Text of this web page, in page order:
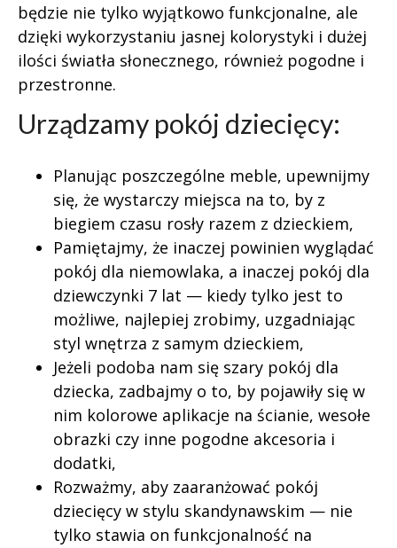
będzie nie tylko wyjątkowo funkcjonalne, ale
dzięki wykorzystaniu jasnej kolorystyki i dużej
ilości światła słonecznego, również pogodne i
przestronne.
Urządzamy pokój dziecięcy:
Planując poszczególne meble, upewnijmy
się, że wystarczy miejsca na to, by z
biegiem czasu rosły razem z dzieckiem,
Pamiętajmy, że inaczej powinien wyglądać
pokój dla niemowlaka, a inaczej pokój dla
dziewczynki 7 lat — kiedy tylko jest to
możliwe, najlepiej zrobimy, uzgadniając
styl wnętrza z samym dzieckiem,
Jeżeli podoba nam się szary pokój dla
dziecka, zadbajmy o to, by pojawiły się w
nim kolorowe aplikacje na ścianie, wesołe
obrazki czy inne pogodne akcesoria i
dodatki,
Rozważmy, aby zaaranżować pokój
dziecięcy w stylu skandynawskim — nie
tylko stawia on funkcjonalność na